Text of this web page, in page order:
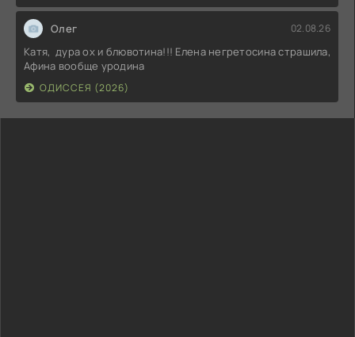
Олег 02.08.26
Катя, дура ох и блювотина!!! Елена негретосина страшила,
Афина вообще уродина
ОДИССЕЯ (2026)